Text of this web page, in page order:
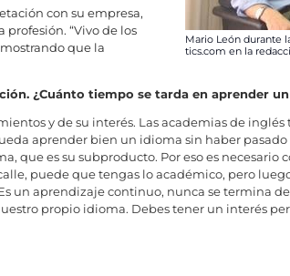
Mario León durante
tics.com en la
con su empresa,
“Vivo de los
que la
¿Cuánto tiempo se tarda en aprender
y de su interés. Las academias de inglés
aprender bien un idioma sin haber
que es su subproducto. Por eso es necesario
puede que tengas lo académico, pero
un aprendizaje continuo, nunca se termina
propio idioma. Debes tener un interés